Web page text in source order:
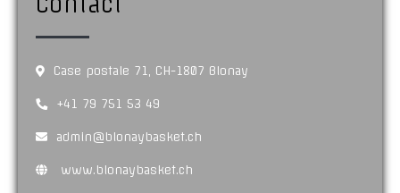
Case postale 71, CH-1807 Blonay
+41 79 751 53 49
admin@blonaybasket.ch
www.blonaybasket.ch